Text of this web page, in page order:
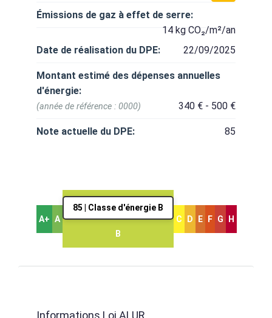
Émissions de gaz à effet de serre:
14 kg CO₂/m²/an
Date de réalisation du DPE:
22/09/2025
Montant estimé des dépenses annuelles
d'énergie:
340 € - 500 €
(année de référence : 0000)
Note actuelle du DPE: 85
A+ A
85 | Classe d'énergie B
B
C D E F G H
Informations Loi ALUR